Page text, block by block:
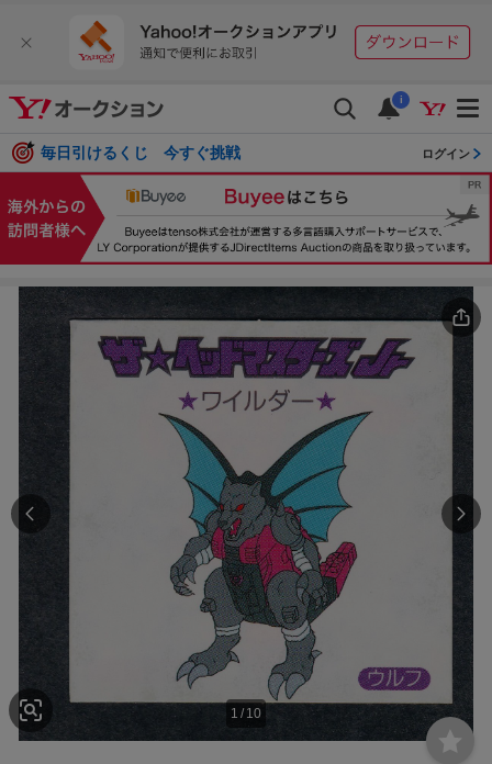
i
毎日引けるくじ 今すぐ挑戦 ログイン
1 / 10